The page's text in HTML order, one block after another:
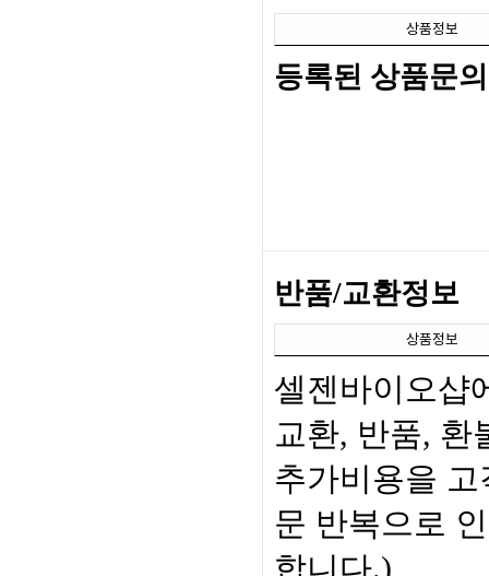
상품정보
등록된 상품문의
반품/교환정보
상품정보
셀젠바이오샵
교환, 반품, 환
추가비용을
문 반복으로
합니다.)